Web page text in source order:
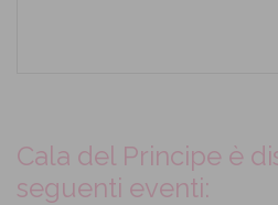
Cala del Principe è
seguenti eventi: